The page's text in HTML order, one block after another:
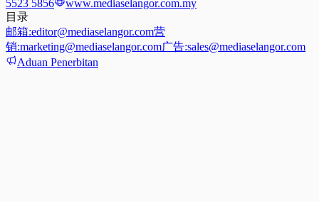
5523 5856
www.mediaselangor.com.my
目录
邮箱:editor@mediaselangor.com营
销:marketing@mediaselangor.com广告:sales@mediaselangor.com
Aduan Penerbitan